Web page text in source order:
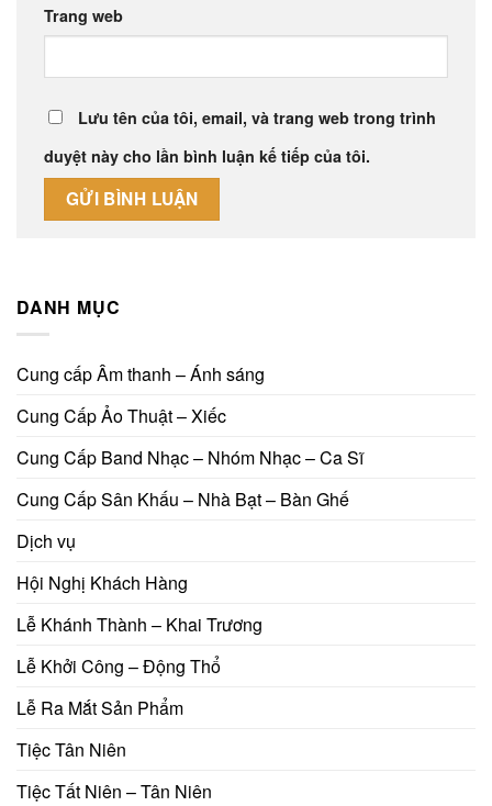
Trang web
Lưu tên của tôi, email, và trang web trong trình
duyệt này cho lần bình luận kế tiếp của tôi.
DANH MỤC
Cung cấp Âm thanh – Ánh sáng
Cung Cấp Ảo Thuật – Xiếc
Cung Cấp Band Nhạc – Nhóm Nhạc – Ca Sĩ
Cung Cấp Sân Khấu – Nhà Bạt – Bàn Ghế
Dịch vụ
Hội Nghị Khách Hàng
Lễ Khánh Thành – Khai Trương
Lễ Khởi Công – Động Thổ
Lễ Ra Mắt Sản Phẩm
Tiệc Tân Niên
Tiệc Tất Niên – Tân Niên